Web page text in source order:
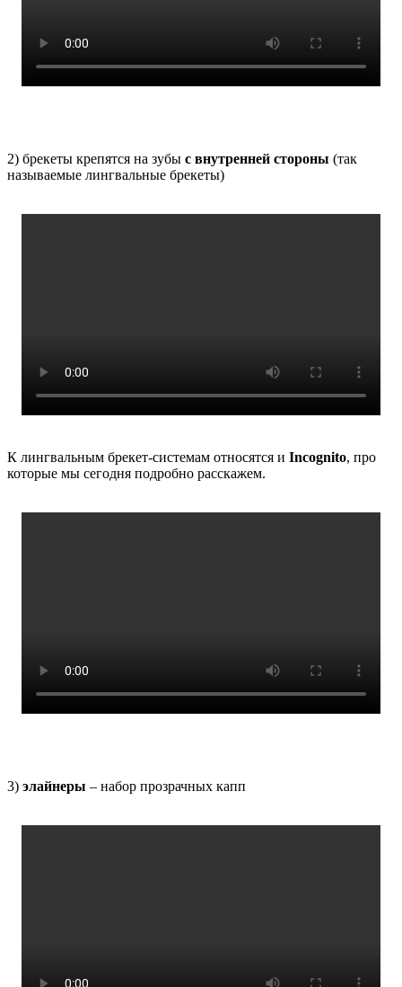
2) брекеты крепятся на зубы с внутренней стороны (так
называемые лингвальные брекеты)
К лингвальным брекет-системам относятся и Incognito, про
которые мы сегодня подробно расскажем.
3) элайнеры – набор прозрачных капп